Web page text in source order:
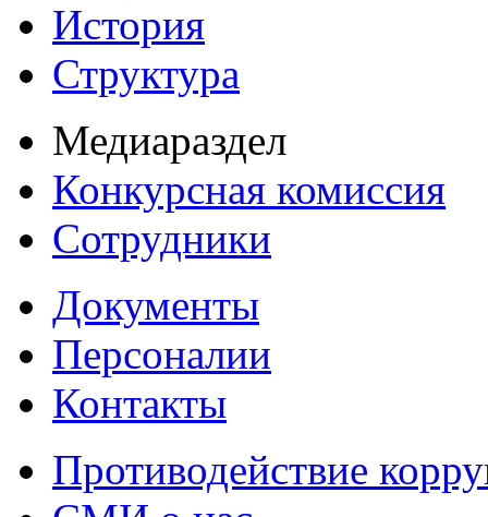
История
Структура
Медиараздел
Конкурсная комиссия
Сотрудники
Документы
Персоналии
Контакты
Противодействие